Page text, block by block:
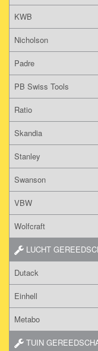
KWB
Nicholson
Padre
PB Swiss Tools
Ratio
Skandia
Stanley
Swanson
VBW
Wolfcraft
LUCHT
Dutack
Einhell
Metabo
TUIN